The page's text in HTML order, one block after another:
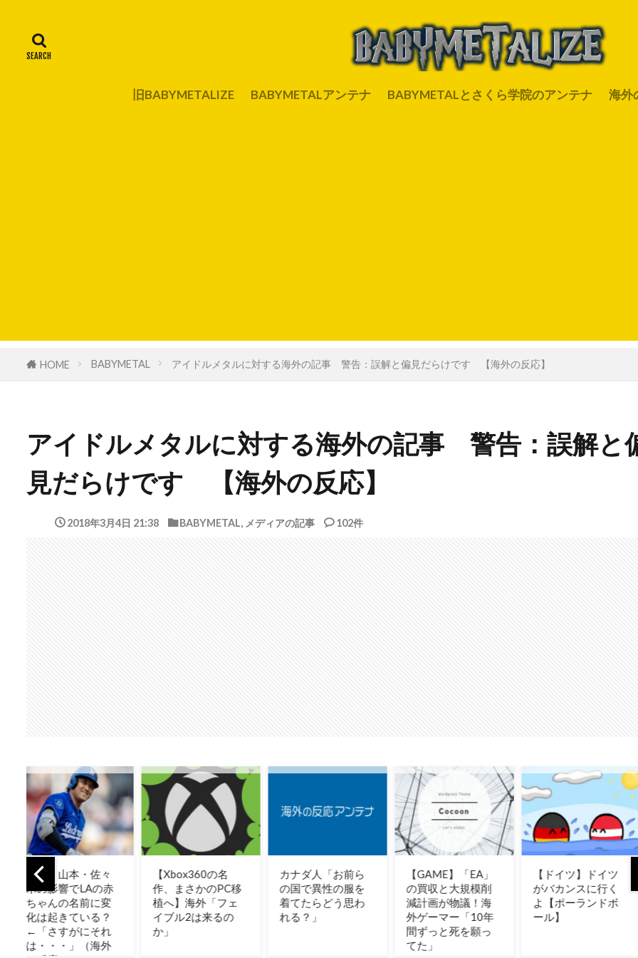
旧BABYMETALIZE BABYMETALアンテナ BABYMETALとさくら学院のアンテナ 海外
HOME BABYMETAL アイドルメタルに対する海外の記事 警告：誤解と偏見だらけです 【海外の反応】
アイドルメタルに対する海外の記事 警告：誤解と
見だらけです 【海外の反応】
2018年3月4日 21:38 BABYMETAL, メディアの記事 102件
カナダ人「お前ら
の国で異性の服を
着てたらどう思わ
れる？」
【GAME】「EA」
の買収と大規模削
減計画が物議！海
外ゲーマー「10年
【ドイツ】ドイツ
がバカンスに行く
よ【ポーランドボ
ール】
米企業CEOの熊本
地震寄付にユーザ
ー反発！（海外の
反応）
【Xbox360の名
作、まさかのPC移
植へ】海外「フェ
イブル2は来るの
か」